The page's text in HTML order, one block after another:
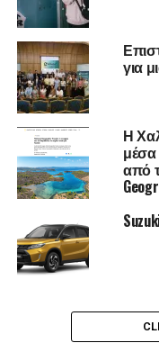
coaches στις δύο
Γοβδελάς(Mykonos
Κουσαθανάς
(Pere
Οι δύο ομάδες
ως tribute στον
που χάθηκαν
Για την ιστορία, τη
Στις ομάδες
Hellas–Jackie Rose»
Μάντα Τσαγκιά-
W.I.N. Hellas,
Διαβάστε
για
Η
μέσα
από